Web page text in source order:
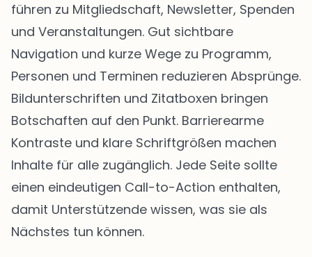
führen zu Mitgliedschaft, Newsletter, Spenden
und Veranstaltungen. Gut sichtbare
Navigation und kurze Wege zu Programm,
Personen und Terminen reduzieren Absprünge.
Bildunterschriften und Zitatboxen bringen
Botschaften auf den Punkt. Barrierearme
Kontraste und klare Schriftgrößen machen
Inhalte für alle zugänglich. Jede Seite sollte
einen eindeutigen Call-to-Action enthalten,
damit Unterstützende wissen, was sie als
Nächstes tun können.